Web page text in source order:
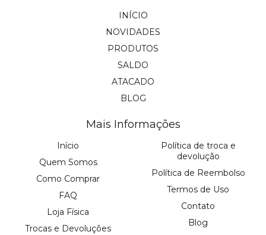
INÍCIO
NOVIDADES
PRODUTOS
SALDO
ATACADO
BLOG
Mais Informações
Início
Quem Somos
Como Comprar
FAQ
Loja Física
Trocas e Devoluções
Política de troca e
devolução
Política de Reembolso
Termos de Uso
Contato
Blog